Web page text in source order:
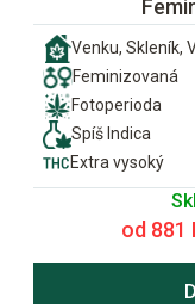
Venku, Skleník,
Feminizovaná
Fotoperioda
Spíš Indica
Extra vysoký
od 881